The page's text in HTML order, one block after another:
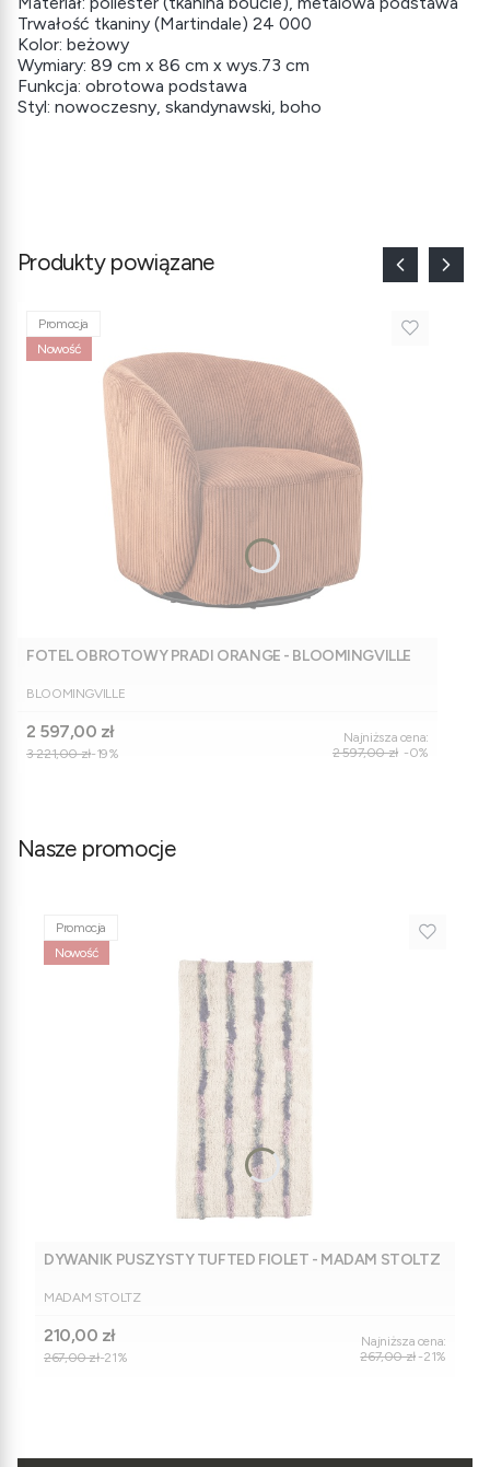
Trwałość tkaniny (Martindale) 24 000
Kolor: beżowy
Wymiary: 89 cm x 86 cm x wys.73 cm
Funkcja: obrotowa podstawa
Styl: nowoczesny, skandynawski, boho
Produkty powiązane
Promocja
Nowość
FOTEL OBROTOWY PRADI ORANGE - BLOOMINGVILLE
PRODUCENT
BLOOMINGVILLE
Cena promocyjna
2 597,00 zł
3 221,00 zł-19%
Najniższa cena:
2 597,00 zł -0%
Nasze promocje
Promocja
Nowość
DYWANIK PUSZYSTY TUFTED FIOLET - MADAM STOLTZ
PRODUCENT
MADAM STOLTZ
Cena promocyjna
210,00 zł
267,00 zł-21%
Najniższa cena:
267,00 zł -21%